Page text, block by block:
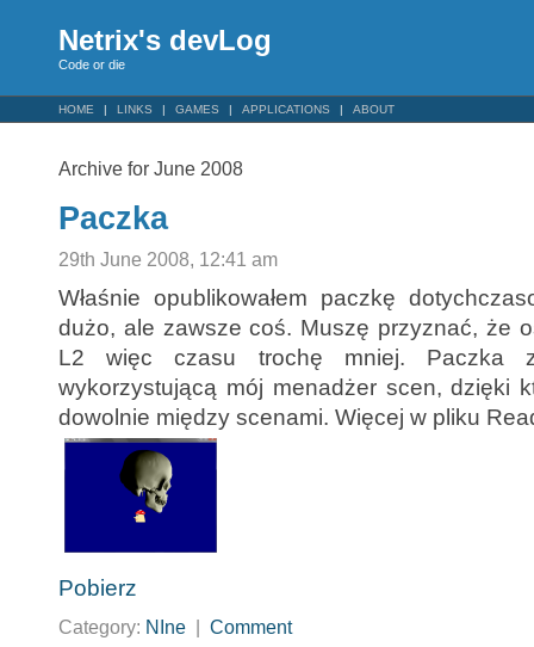
Netrix's devLog
Code or die
HOME LINKS GAMES APPLICATIONS ABOUT
Archive for June 2008
Paczka
29th June 2008, 12:41 am
Właśnie opublikowałem paczkę
dużo, ale zawsze coś. Muszę przyznać, że
L2 więc czasu trochę mniej. Paczka
wykorzystującą mój menadżer scen, dzięki
dowolnie między scenami. Więcej w pliku
Pobierz
Category: NIne Comment